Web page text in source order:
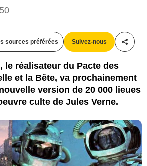
sources préférées Suivez-nous
le réalisateur du Pacte des
et la Bête, va prochainement
version de 20 000 lieues
culte de Jules Verne.
AlloCiné / D.R.